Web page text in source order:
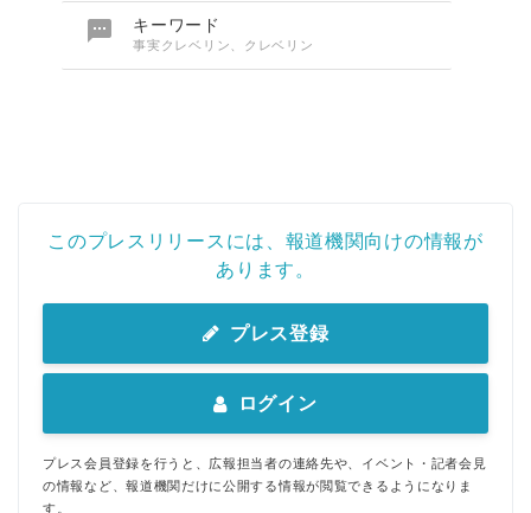
 キーワード
事実クレベリン、クレベリン
このプレスリリースには、報道機関向けの情報が
あります。
プレス登録
ログイン
プレス会員登録を行うと、広報担当者の連絡先や、イベント・記者会見
の情報など、報道機関だけに公開する情報が閲覧できるようになりま
す。